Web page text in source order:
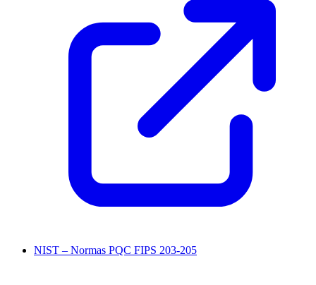
NIST – Normas PQC FIPS 203-205